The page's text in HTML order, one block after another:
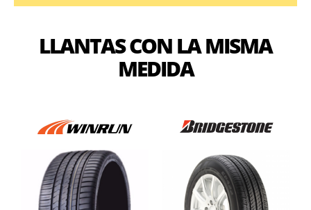
LLANTAS CON LA MISMA
MEDIDA